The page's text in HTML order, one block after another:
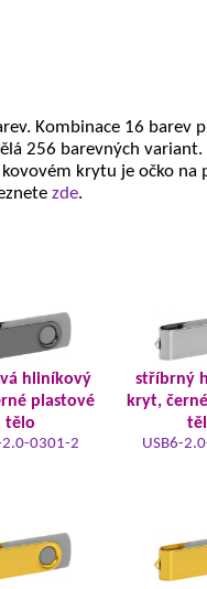
Kombinace 16 barev
256 barevných variant.
kovovém krytu je očko na
zde.
hliníkový
plastové
tělo
2.0-0301-2
stříbrný
kryt,
USB6-